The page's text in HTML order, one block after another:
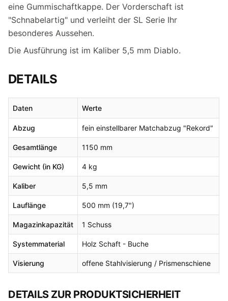
eine Gummischaftkappe. Der Vorderschaft ist
"Schnabelartig" und verleiht der SL Serie Ihr
besonderes Aussehen.
Die Ausführung ist im Kaliber 5,5 mm Diablo.
DETAILS
Daten Werte
Abzug fein einstellbarer Matchabzug "Rekord"
Gesamtlänge 1150 mm
Gewicht (in KG) 4 kg
Kaliber 5,5 mm
Lauflänge 500 mm (19,7")
Magazinkapazität 1 Schuss
Systemmaterial Holz Schaft - Buche
Visierung offene Stahlvisierung / Prismenschiene
DETAILS ZUR PRODUKTSICHERHEIT